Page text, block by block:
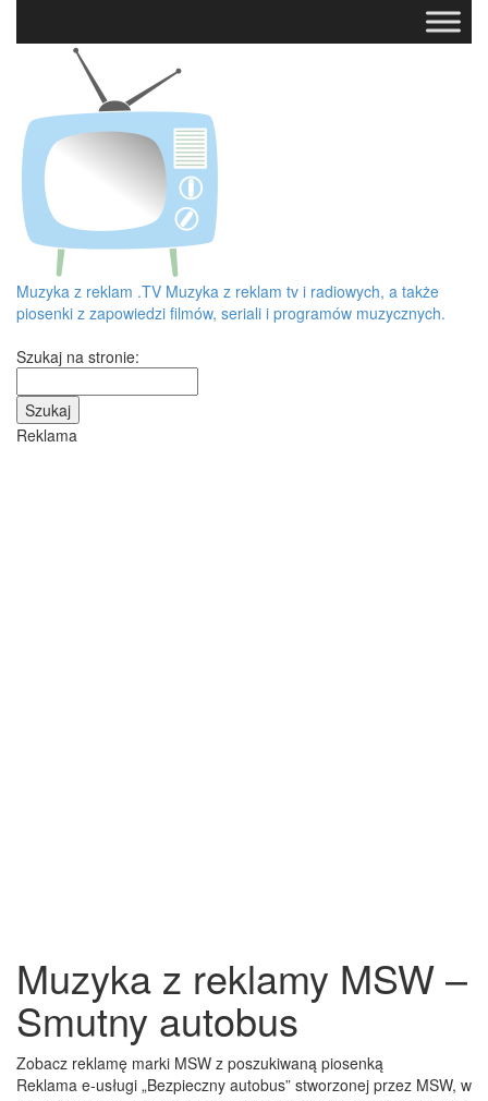
Muzyka z reklam .TV Muzyka z reklam tv i radiowych, a także
piosenki z zapowiedzi filmów, seriali i programów muzycznych.
Szukaj na stronie:
Reklama
Muzyka z reklamy MSW –
Smutny autobus
Zobacz reklamę marki MSW z poszukiwaną piosenką
Reklama e-usługi „Bezpieczny autobus” stworzonej przez MSW, w